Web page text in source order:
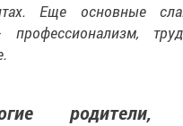
Еще основные
родители,